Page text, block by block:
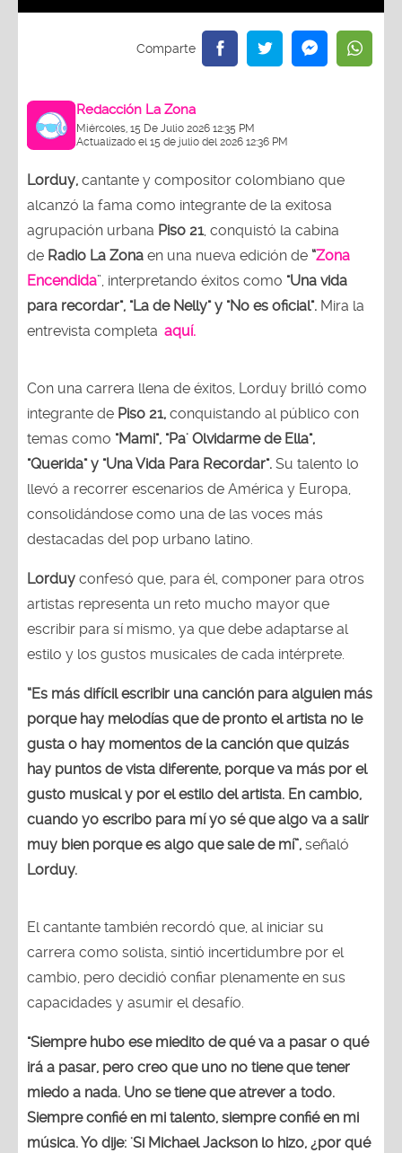
Redacción La Zona
Miércoles, 15 De Julio 2026 12:35 PM
Actualizado el 15 de julio del 2026 12:36 PM
Lorduy, cantante y compositor colombiano que
alcanzó la fama como integrante de la exitosa
agrupación urbana Piso 21, conquistó la cabina
de Radio La Zona en una nueva edición de “Zona
Encendida”, interpretando éxitos como "Una vida
para recordar", "La de Nelly" y "No es oficial". Mira la
entrevista completa aquí.
Con una carrera llena de éxitos, Lorduy brilló como
integrante de Piso 21, conquistando al público con
temas como "Mami", "Pa' Olvidarme de Ella",
"Querida" y "Una Vida Para Recordar". Su talento lo
llevó a recorrer escenarios de América y Europa,
consolidándose como una de las voces más
destacadas del pop urbano latino.
Lorduy confesó que, para él, componer para otros
artistas representa un reto mucho mayor que
escribir para sí mismo, ya que debe adaptarse al
estilo y los gustos musicales de cada intérprete.
“Es más difícil escribir una canción para alguien más
porque hay melodías que de pronto el artista no le
gusta o hay momentos de la canción que quizás
hay puntos de vista diferente, porque va más por el
gusto musical y por el estilo del artista. En cambio,
cuando yo escribo para mí yo sé que algo va a salir
muy bien porque es algo que sale de mí”, señaló
Lorduy.
El cantante también recordó que, al iniciar su
carrera como solista, sintió incertidumbre por el
cambio, pero decidió confiar plenamente en sus
capacidades y asumir el desafío.
"Siempre hubo ese miedito de qué va a pasar o qué
irá a pasar, pero creo que uno no tiene que tener
miedo a nada. Uno se tiene que atrever a todo.
Siempre confié en mi talento, siempre confié en mi
música. Yo dije: 'Si Michael Jackson lo hizo, ¿por qué